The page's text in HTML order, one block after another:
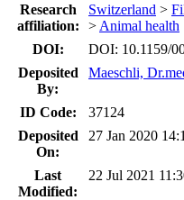
Research
affiliation:
Switzerland >
> Animal health
DOI:
DOI: 10.1159/
Deposited
By:
Maeschli,
ID Code:
37124
Deposited
On:
27 Jan 2020
Last
Modified:
22 Jul 2021